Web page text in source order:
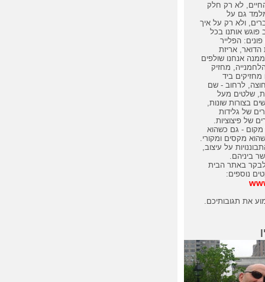
לא רק חלק
גם על
ולא רק על איך
פוגש אותנו בכל
הפלייר
אריזת
אנחנו שולפים
מחזיק
ביד
לרחוב - שם
שלטים מעל
בצורות שונות,
של גלידות
של פיצוציות.
מקום - גם כשהוא
מקסים ומקורי.
על עיצוב,
ביניהם.
באתר הבית
נוספים:
את תגובותיכם.